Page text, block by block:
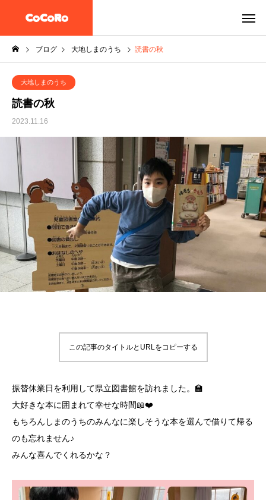
ブログ 大地しまのうち 読書の秋
大地しまのうち
読書の秋
2023.11.16
この記事のタイトルとURLをコピーする
振替休業日を利用して県立図書館を訪れました。🏫
大好きな本に囲まれて幸せな時間📖❤️
もちろんしまのうちのみんなに楽しそうな本を選んで借りて帰る
のも忘れません♪
みんな喜んでくれるかな？